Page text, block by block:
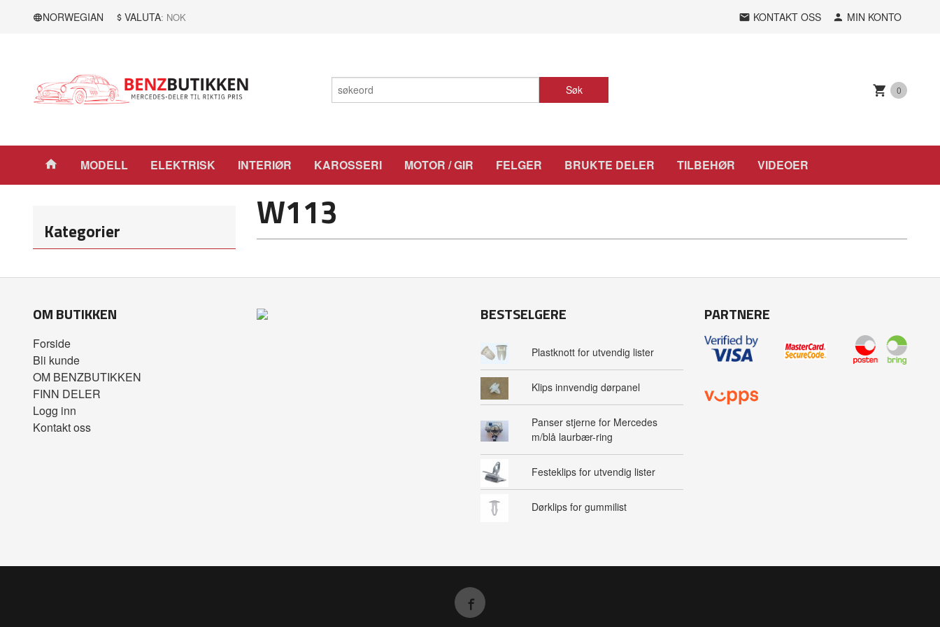
NORWEGIAN VALUTA: NOK KONTAKT OSS MIN KONTO
Søk 0
Produkter
MODELL ELEKTRISK INTERIØR KAROSSERI MOTOR / GIR FELGER BRUKTE DELER TILBEHØR VIDEOER
Kategorier W113
OM BUTIKKEN
Forside
Bli kunde
OM BENZBUTIKKEN
FINN DELER
Logg inn
Kontakt oss
BESTSELGERE
Plastknott for utvendig lister
Klips innvendig dørpanel
Panser stjerne for Mercedes
m/blå laurbær-ring
Festeklips for utvendig lister
Dørklips for gummilist
PARTNERE